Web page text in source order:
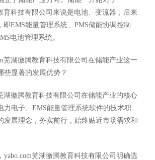
育科技有限公司来说是电池、变流器，后来
即EMS能量管理系统、PMS储能协调控制
电池管理系统。
芜湖徽腾教育科技有限公司在储能产业这一
些显著的发展优势？
湖徽腾教育科技有限公司在储能产业的核心
力电子、EMS能量管理系统软件的技术积
发展理念，务实前行，始终贴近市场需求和
yabo.com芜湖徽腾教育科技有限公司明确选